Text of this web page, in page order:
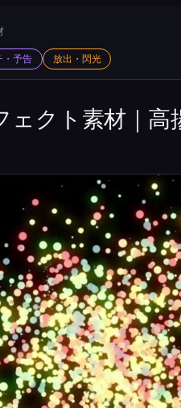
・予告 放出・閃光
クト素材｜